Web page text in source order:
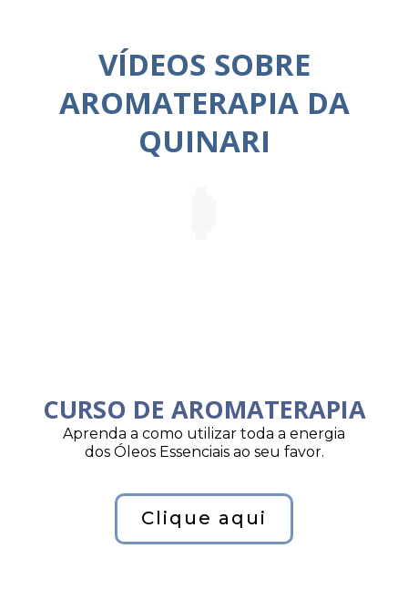
VÍDEOS SOBRE
AROMATERAPIA DA
QUINARI
CURSO DE AROMATERAPIA
Aprenda a como utilizar toda a energia
dos Óleos Essenciais ao seu favor.
Clique aqui